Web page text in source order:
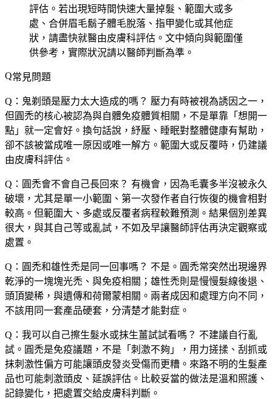
評估。若出現短時間快速大量掉髮、範圍大或多
處、合併眉毛鬍子體毛脫落、指甲變化或其他症
狀，請盡快就醫由皮膚科評估。文中傾向與範圍僅
供參考，實際狀況請以醫師判斷為準。
常見問題
Q：鬼剃頭是壓力太大造成的嗎？ 壓力有時被視為誘因之一，
但圓禿的核心被認為與自體免疫體質相關，不是單靠「想開一
點」就一定會好。換句話說，紓壓、睡眠對整體健康有幫助，
卻不該被當成唯一原因或唯一解方。範圍大或反覆時，仍建議
由皮膚科評估。
Q：圓禿會不會自己長回來？ 有機會，因為毛囊多半沒被永久
破壞，尤其是單一小範圍、第一次發作者自行恢復的機會相對
較高。但範圍大、多處或反覆者病程較難預測。結果個別差異
很大，與其自己等或亂試，不如及早讓醫師評估再決定觀察或
處置。
Q：圓禿和雄性禿是同一回事嗎？ 不是。圓禿常突然出現邊界
乾淨的一塊塊光禿、與免疫相關；雄性禿則是慢慢髮線後退、
頭頂變稀，與遺傳和荷爾蒙相關。兩者成因和處理方向不同，
不該用同一套產品硬套，分清楚才能對症。
Q：我可以自己擦生髮水或抹生薑試試看嗎？ 不建議自行亂
試。圓禿是免疫議題，不是「刺激不夠」，用力搓揉、刮抓或
抹刺激性偏方可能讓頭皮發炎受傷而更糟。來路不明的生髮產
品也可能刺激頭皮、延誤評估。比較妥當的做法是溫和照護、
記錄變化，把處置交給皮膚科判斷。